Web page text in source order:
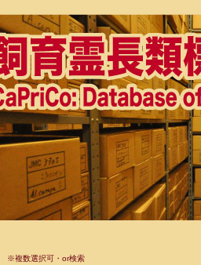
※複数選択可・or検索